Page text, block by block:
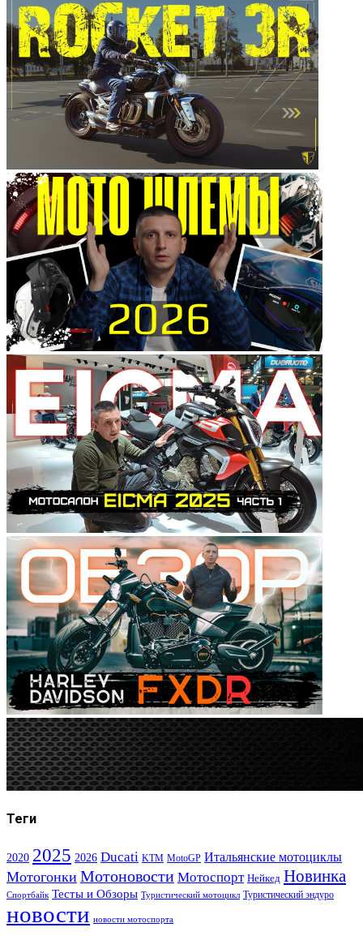
Теги
2020 2025 2026 Ducati KTM MotoGP Итальянские мотоциклы
Мотогонки Мотоновости Мотоспорт Нейкед Новинка
Спортбайк Тесты и Обзоры Туристический мотоцикл Туристический эндуро
новости новости мотоспорта